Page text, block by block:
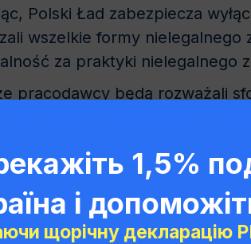
Polski Ład zabezpiecza
wszelkie formy
za praktyki nielegalnego
pracodawcy będą rozważali
na których nie
1,5%
і
щорічну декларацію